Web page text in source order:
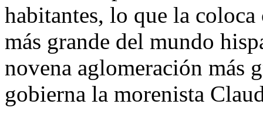
habitantes, lo que la
más grande del mundo
novena aglomeración más
gobierna la morenista